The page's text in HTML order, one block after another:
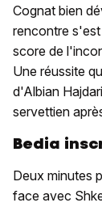
Cognat bien
rencontre
score de
Une réussite
d'Albian
servettien
Bedia
Deux minutes
face avec